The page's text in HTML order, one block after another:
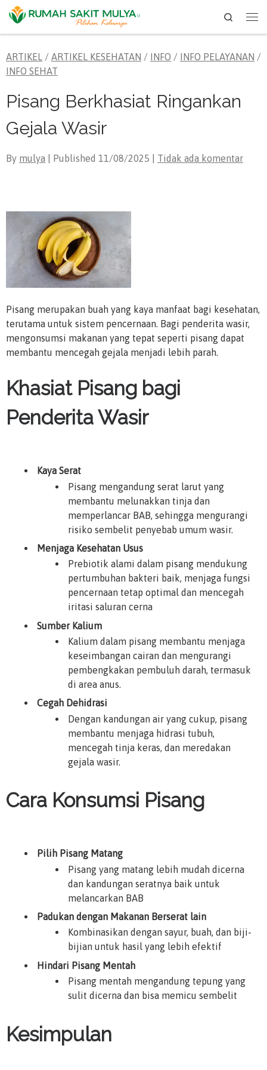
Skip to content
Search
ARTIKEL / ARTIKEL KESEHATAN / INFO / INFO PELAYANAN /
INFO SEHAT
Pisang Berkhasiat Ringankan
Gejala Wasir
By mulya | Published 11/08/2025 Tidak ada komentar
Pisang merupakan buah yang kaya manfaat bagi kesehatan,
terutama untuk sistem pencernaan. Bagi penderita wasir,
mengonsumsi makanan yang tepat seperti pisang dapat
membantu mencegah gejala menjadi lebih parah.
Khasiat Pisang bagi
Penderita Wasir
Kaya Serat
Pisang mengandung serat larut yang
membantu melunakkan tinja dan
memperlancar BAB, sehingga mengurangi
risiko sembelit penyebab umum wasir.
Menjaga Kesehatan Usus
Prebiotik alami dalam pisang mendukung
pertumbuhan bakteri baik, menjaga fungsi
pencernaan tetap optimal dan mencegah
iritasi saluran cerna
Sumber Kalium
Kalium dalam pisang membantu menjaga
keseimbangan cairan dan mengurangi
pembengkakan pembuluh darah, termasuk
di area anus.
Cegah Dehidrasi
Dengan kandungan air yang cukup, pisang
membantu menjaga hidrasi tubuh,
mencegah tinja keras, dan meredakan
gejala wasir.
Cara Konsumsi Pisang
Pilih Pisang Matang
Pisang yang matang lebih mudah dicerna
dan kandungan seratnya baik untuk
melancarkan BAB
Padukan dengan Makanan Berserat lain
Kombinasikan dengan sayur, buah, dan biji-
bijian untuk hasil yang lebih efektif
Hindari Pisang Mentah
Pisang mentah mengandung tepung yang
sulit dicerna dan bisa memicu sembelit
Kesimpulan